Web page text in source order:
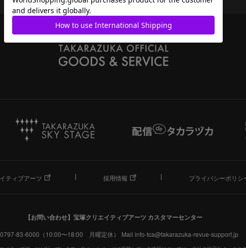
ティブアーツ 採用情報 プライバシーポリシ
【お問い合わせ】 宝塚クリエイティブアーツ カスタマーセンター
83-6000（10:00〜18:00 月曜定休） Mail info-tca@takarazuka-revue-support.jp